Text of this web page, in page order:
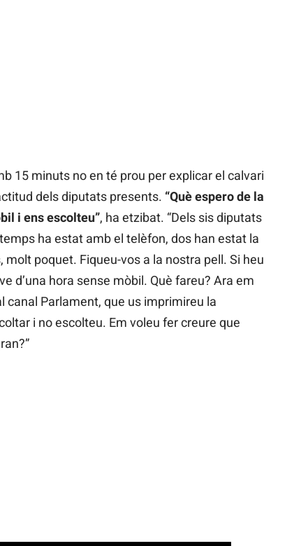
15 minuts no en té prou per explicar el calvari
dels diputats presents. “Què espero de la
i ens escolteu”, ha etzibat. “Dels sis diputats
ha estat amb el telèfon, dos han estat la
poquet. Fiqueu-vos a la nostra pell. Si heu
d’una hora sense mòbil. Què fareu? Ara em
canal Parlament, que us imprimireu la
i no escolteu. Em voleu fer creure que